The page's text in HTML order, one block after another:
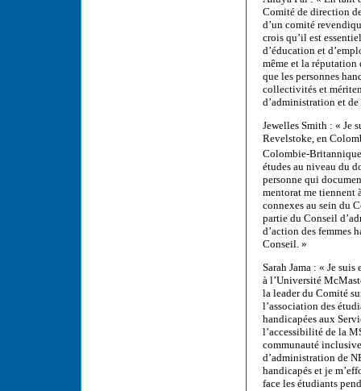
Comité de direction
d’un comité
crois qu’il est
d’éducation et
même et la réputation
que les personnes
collectivités et
d’administration et
Jewelles Smith : « Je
Revelstoke, en
Colombie-Britannique
études au niveau du
personne qui
mentorat me tiennent
connexes au sein du
partie du Conseil
d’action des femmes
Conseil. »
Sarah Jama : « Je
à l’Université
la leader du Comité
l’association des
handicapées aux
l’accessibilité de la
communauté
d’administration de
handicapés et je
face les étudiants